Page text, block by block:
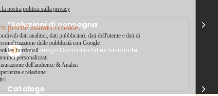
*Soluzioni di consegna
Delivengo Domicilio Internazionale
Catalogo